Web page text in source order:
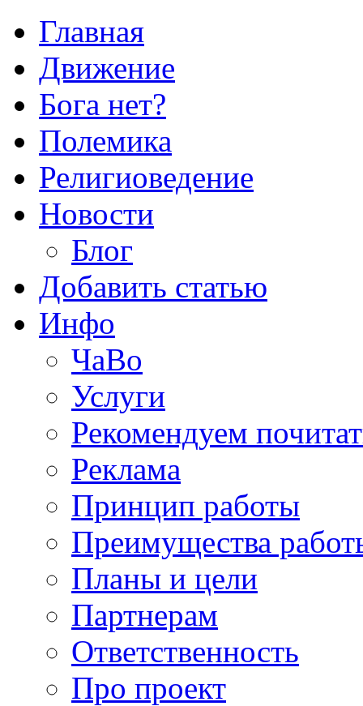
Главная
Движение
Бога нет?
Полемика
Религиоведение
Новости
Блог
Добавить статью
Инфо
ЧаВо
Услуги
Рекомендуем
Реклама
Принцип работы
Преимущества
Планы и цели
Партнерам
Ответственность
Про проект